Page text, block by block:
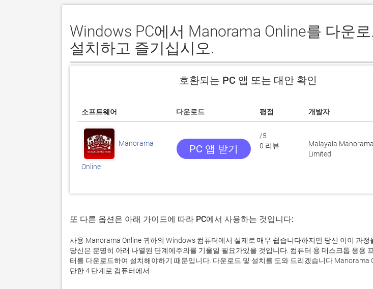
Windows PC에서 Manorama Online를 다운
설치하고 즐기십시오.
호환되는 PC 앱 또는 대안 확인
소프트웨어 다운로드 평점 개발자
Manorama
Online
PC 앱 받기
/5
0 리뷰
Malayala
Limited
또 다른 옵션은 아래 가이드에 따라 PC에서 사용하는 것입니다:
사용 Manorama Online 귀하의 Windows 컴퓨터에서 실제로 매우 쉽습니다하지만 당신 이이 과정
당신은 분명히 아래 나열된 단계에주의를 기울일 필요가있을 것입니다. 컴퓨터 용 데스크톱 응용
터를 다운로드하여 설치해야하기 때문입니다. 다운로드 및 설치를 도와 드리겠습니다 Manorama
단한 4 단계로 컴퓨터에서: